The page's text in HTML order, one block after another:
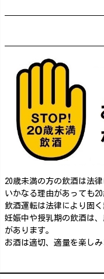
20歳未満の方の飲酒は法
いかなる理由があっても
飲酒運転は法律により固く
妊娠中や授乳期の飲酒は
があります。
お酒は適切、適量を楽しみ